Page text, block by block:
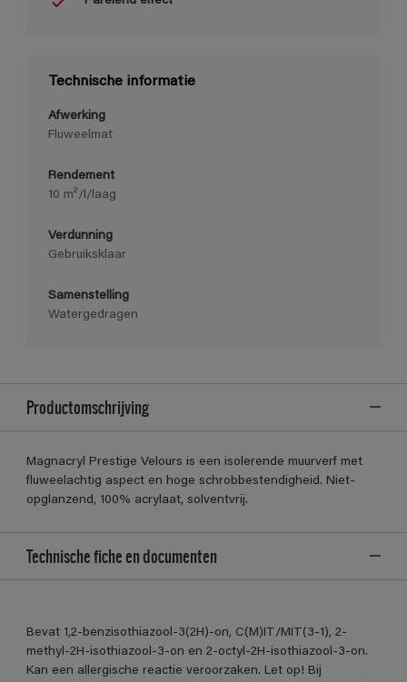
Technische informatie
Afwerking
Fluweelmat
Rendement
10 m²/l/laag
Verdunning
Gebruiksklaar
Samenstelling
Watergedragen
Productomschrijving
Magnacryl Prestige Velours is een isolerende muurverf met
fluweelachtig aspect en hoge schrobbestendigheid. Niet-
opglanzend, 100% acrylaat, solventvrij.
Technische fiche en documenten
Bevat 1,2-benzisothiazool-3(2H)-on, C(M)IT/MIT(3-1), 2-
methyl-2H-isothiazool-3-on en 2-octyl-2H-isothiazool-3-on.
Kan een allergische reactie veroorzaken. Let op! Bij